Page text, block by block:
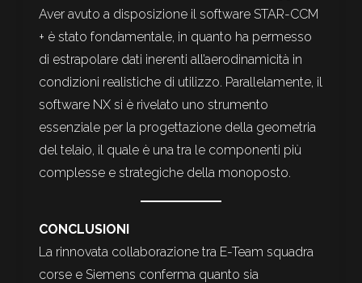
Aver avuto a disposizione il software STAR-CCM
+ è stato fondamentale, in quanto ha permesso
di estrapolare dati inerenti all’aerodinamicità in
condizioni realistiche di utilizzo. Parallelamente, il
software NX si è rivelato uno strumento
essenziale per la progettazione della geometria
del telaio, il quale è una tra le componenti più
complesse e strategiche della monoposto.
CONCLUSIONI
La rinnovata collaborazione tra E-Team squadra
corse e Siemens conferma quanto sia